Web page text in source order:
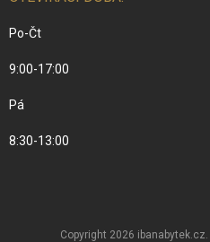
Po-Čt
9:00-17:00
Pá
8:30-13:00
Copyright 2026 ibanabytek.cz